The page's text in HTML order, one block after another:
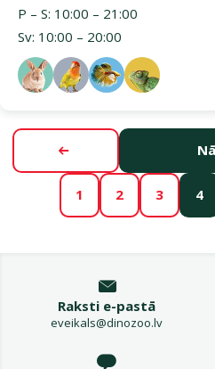
P – S: 10:00 – 21:00
Sv: 10:00 – 20:00
Iepriekšējā lapa
1 2 3 4
Raksti e-pastā
eveikals@dinozoo.lv